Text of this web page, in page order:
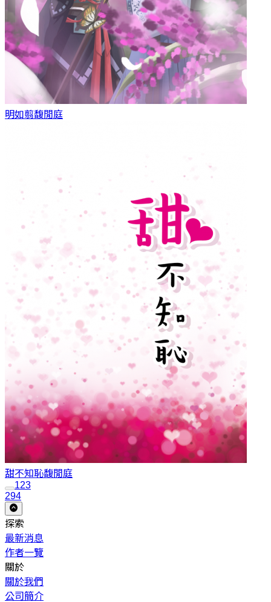
明如翦馥閒庭
甜不知恥馥閒庭
123
294
探索
最新消息
作者一覽
關於
關於我們
公司簡介